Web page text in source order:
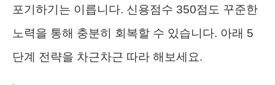
포기하기는 이릅니다. 신용점수 350점도 꾸준한
노력을 통해 충분히 회복할 수 있습니다. 아래 5
단계 전략을 차근차근 따라 해보세요.